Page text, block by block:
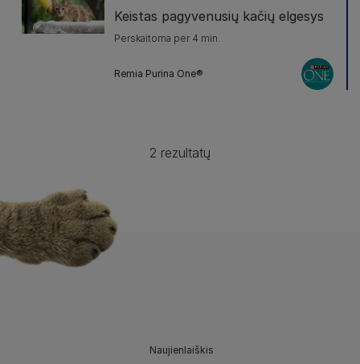
Keistas pagyvenusių kačių elgesys
Perskaitoma per 4 min.
Remia Purina One®
2 rezultatų
Naujienlaiškis